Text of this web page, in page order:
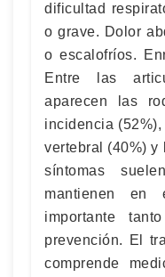
dificultad
o grave. Dolor
o escalofríos.
Entre las
aparecen las
incidencia
vertebral (40%) y
síntomas
mantienen
importante
prevención. El
comprende